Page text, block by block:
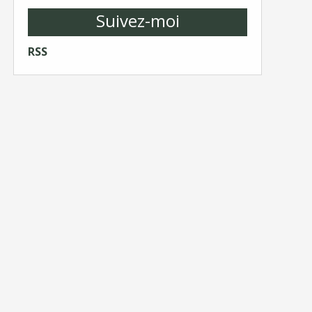
Suivez-moi
RSS